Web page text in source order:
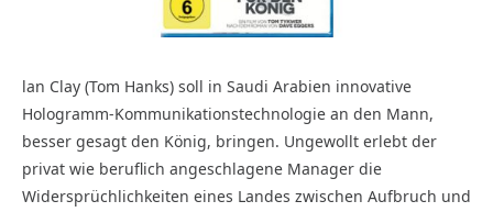
lan Clay (Tom Hanks) soll in Saudi Arabien innovative
Hologramm-Kommunikationstechnologie an den Mann,
besser gesagt den König, bringen. Ungewollt erlebt der
privat wie beruflich angeschlagene Manager die
Widersprüchlichkeiten eines Landes zwischen Aufbruch und